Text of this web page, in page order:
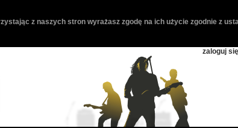
z naszych stron wyrażasz zgodę na ich użycie zgodnie z
zaloguj się